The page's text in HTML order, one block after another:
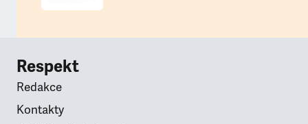
Respekt
Redakce
Kontakty